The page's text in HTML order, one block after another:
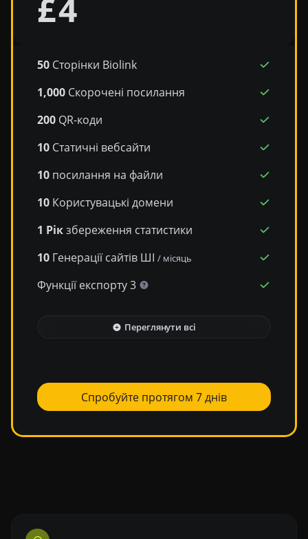
£4
50 Сторінки Biolink
1,000 Скорочені посилання
200 QR-коди
10 Статичні вебсайти
10 посилання на файли
10 Користувацькі домени
1 Рікзбереження статистики
10 Генерації сайтів ШІ/ місяць
Функції експорту 3
Переглянути всі
Спробуйте протягом 7 днів